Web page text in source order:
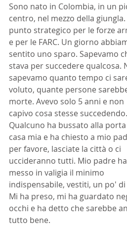
Sono nato in Colombia, in un
centro, nel mezzo della
punto strategico per le forze
e per le FARC. Un giorno
sentito uno sparo. Sapevamo
stava per succedere qualcosa.
sapevamo quanto tempo ci
voluto, quante persone
morte. Avevo solo 5 anni e non
capivo cosa stesse succedendo.
Qualcuno ha bussato alla
casa mia e ha chiesto a mio
per favore, lasciate la città o ci
uccideranno tutti. Mio padre ha
messo in valigia il minimo
indispensabile, vestiti, un po' di
Mi ha preso, mi ha guardato
occhi e ha detto che sarebbe
tutto bene.